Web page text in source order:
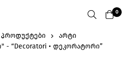
0
პროდუქტები
არტი
- “Decoratori • დეკორატორი”